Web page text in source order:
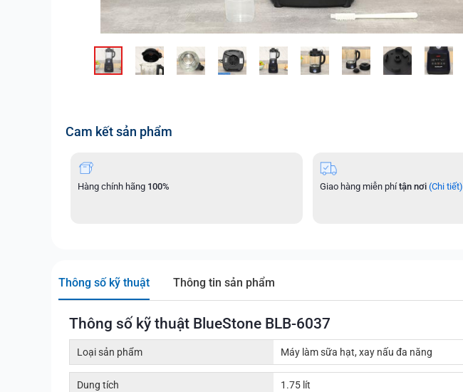
Cam kết sản phẩm
Hàng chính hãng 100% Giao hàng miễn phítận nơi (Chi tiết)
Thông số kỹ thuật Thông tin sản phẩm
Thông số kỹ thuật BlueStone BLB-6037
Loại sản phẩm Máy làm sữa hạt, xay nấu đa năng
Dung tích 1.75 lít